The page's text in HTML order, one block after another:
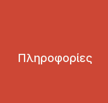
Πληροφορίες